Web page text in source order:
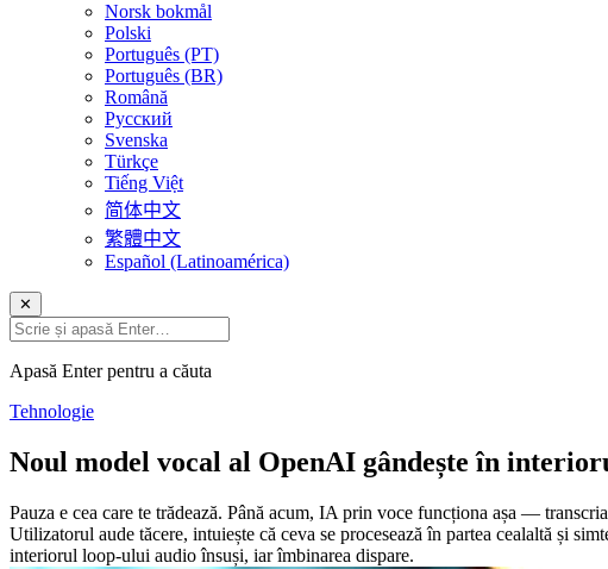
Norsk bokmål
Polski
Português (PT)
Português (BR)
Română
Русский
Svenska
Türkçe
Tiếng Việt
简体中文
繁體中文
Español (Latinoamérica)
✕
Apasă Enter pentru a căuta
Tehnologie
Noul model vocal al OpenAI gândește în
Pauza e cea care te trădează. Până acum, IA prin voce funcționa așa —
Utilizatorul aude tăcere, intuiește că ceva se procesează în partea cealaltă și
interiorul loop-ului audio însuși, iar îmbinarea dispare.